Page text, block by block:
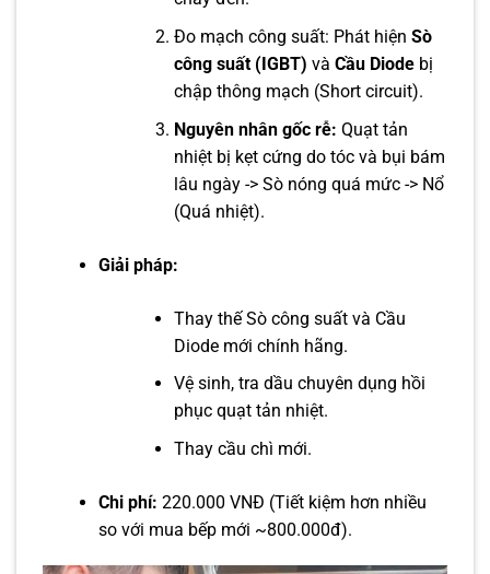
Đo mạch công suất: Phát hiện Sò
công suất (IGBT) và Cầu Diodebị
chập thông mạch (Short circuit).
Nguyên nhân gốc rễ: Quạt tản
nhiệt bị kẹt cứng do tóc và bụi bám
lâu ngày -> Sò nóng quá mức -> Nổ
(Quá nhiệt).
Giải pháp:
Thay thế Sò công suất và Cầu
Diode mới chính hãng.
Vệ sinh, tra dầu chuyên dụng hồi
phục quạt tản nhiệt.
Thay cầu chì mới.
Chi phí: 220.000 VNĐ (Tiết kiệm hơn nhiều
so với mua bếp mới ~800.000đ).